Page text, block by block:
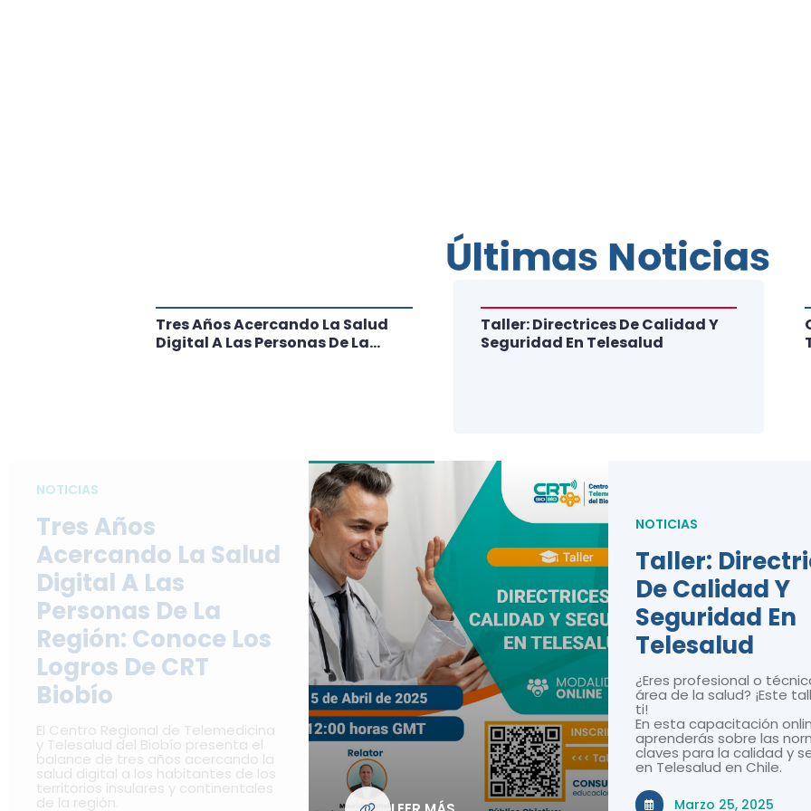
NOTICIAS
Tres Años
Acercando La Salud
Digital A Las
Personas De La
Región: Conoce Los
Logros De CRT
Biobío
El Centro Regional de Telemedicina
y Telesalud del Biobío presenta el
balance de tres años acercando la
salud digital a los habitantes de los
territorios insulares y continentales
de la región.
NOTICIAS
Taller:
De Calidad Y
Seguridad En
Telesalud
¿Eres profesional o
área de la salud? ¡Este
ti!
En esta capacitación
aprenderás sobre las
claves para la calidad y
en Telesalud en Chile.
Marzo 25, 2025
Tres Años Acercando La Salud
Digital A Las Personas De La
Taller: Directrices De Calidad Y
Seguridad En Telesalud
Últimas Noticias